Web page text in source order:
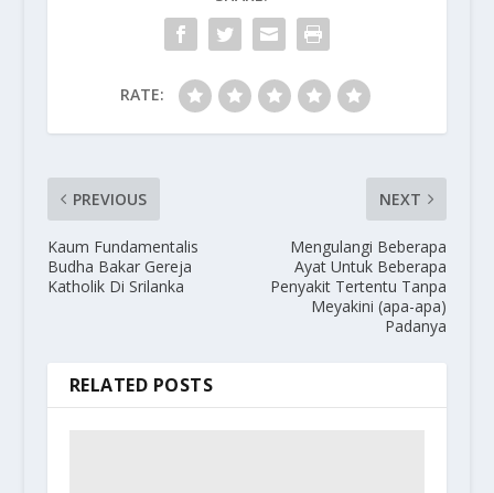
RATE:
PREVIOUS
Kaum Fundamentalis
Budha Bakar Gereja
Katholik Di Srilanka
NEXT
Mengulangi Beberapa
Ayat Untuk Beberapa
Penyakit Tertentu Tanpa
Meyakini (apa-apa)
Padanya
RELATED POSTS